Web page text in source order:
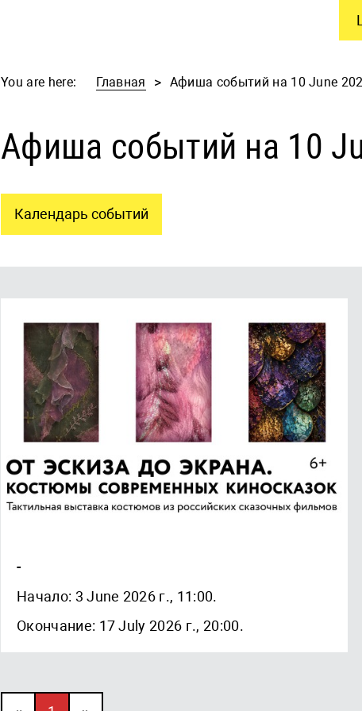
You are here: Главная Афиша событий на 10 June
Афиша событий на 10
Календарь событий
-
Начало: 3 June 2026 г., 11:00.
Окончание: 17 July 2026 г., 20:00.